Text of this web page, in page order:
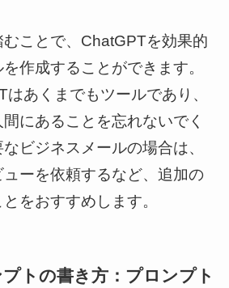
ことで、ChatGPTを効果的
作成することができます。
あくまでもツールであり、
にあることを忘れないでく
ビジネスメールの場合は、
ューを依頼するなど、追加の
をおすすめします。
トの書き方：プロンプト